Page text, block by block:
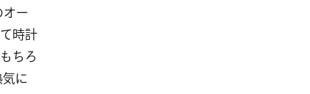
ー
時計
ちろ
に